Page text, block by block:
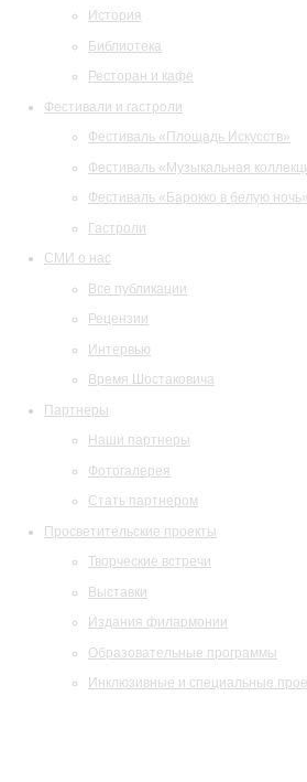
История
Библиотека
Ресторан и кафе
Фестивали и гастроли
Фестиваль «Площадь Искусств»
Фестиваль «Музыкальная
Фестиваль «Барокко в белую ночь»
Гастроли
СМИ о нас
Все публикации
Рецензии
Интервью
Время Шостаковича
Партнеры
Наши партнеры
Фотогалерея
Стать партнером
Просветительские проекты
Творческие встречи
Выставки
Издания филармонии
Образовательные программы
Инклюзивные и специальные